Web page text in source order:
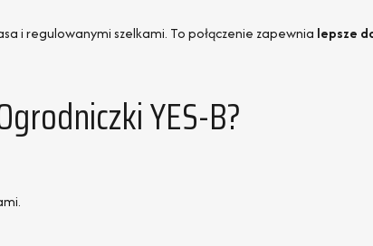
i regulowanymi szelkami. To połączenie zapewnia lepsze
YES-B?